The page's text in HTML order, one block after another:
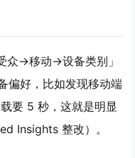
众→移动→设备类别」
偏好，比如发现移动端
要 5 秒，这就是明显
Insights 整改）。